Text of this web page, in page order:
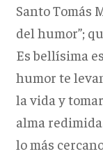
Santo Tomás
del humor”;
Es bellísima
humor te
la vida y
alma
lo más